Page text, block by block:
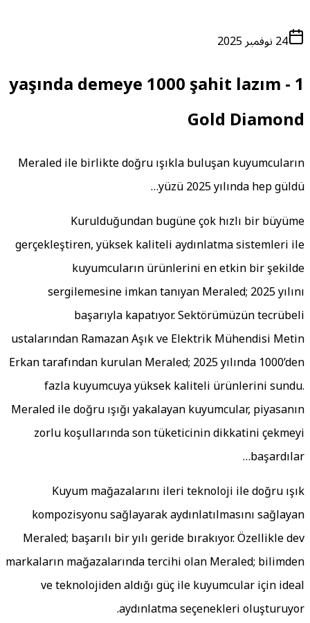
24 نوفمبر 2025
1 yaşında demeye 1000 şahit lazım -
Gold
Meraled ile birlikte doğru ışıkla buluşan
yüzü 2025 yılında hep
Kurulduğundan bugüne çok hızlı bir
gerçekleştiren, yüksek kaliteli aydınlatma sistemleri
kuyumcuların ürünlerini en etkin bir
sergilemesine imkan tanıyan Meraled; 2025
başarıyla kapatıyor. Sektörümüzün
ustalarından Ramazan Aşık ve Elektrik Mühendisi
Erkan tarafından kurulan Meraled; 2025 yılında
fazla kuyumcuya yüksek kaliteli ürünlerini
Meraled ile doğru ışığı yakalayan kuyumcular,
zorlu koşullarında son tüketicinin dikkatini
Kuyum mağazalarını ileri teknoloji ile doğru
kompozisyonu sağlayarak aydınlatılmasını
Meraled; başarılı bir yılı geride bırakıyor. Özellikle
markaların mağazalarında tercihi olan Meraled;
ve teknolojiden aldığı güç ile kuyumcular için
aydınlatma seçenekleri